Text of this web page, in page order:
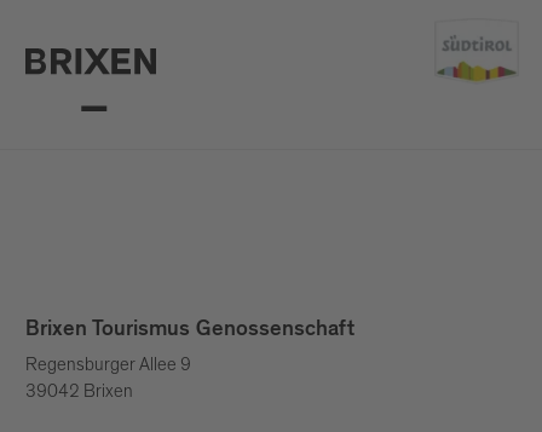
Brixen Tourismus Genossenschaft
Regensburger Allee 9
39042 Brixen